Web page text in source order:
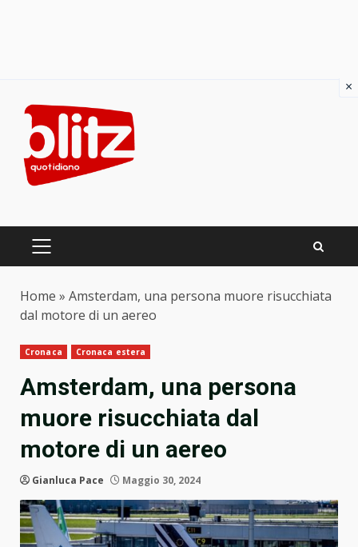
content
PRIMARY
Home » Amsterdam, una persona muore risucchiata
dal motore di un aereo
Cronaca Cronaca estera
Amsterdam, una persona
muore risucchiata dal
motore di un aereo
Gianluca Pace Maggio 30, 2024
×